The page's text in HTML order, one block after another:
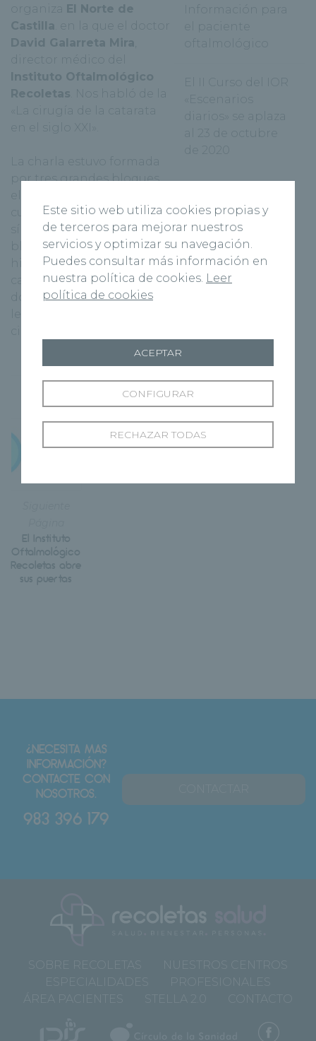
organiza El Norte de
Castilla . en la que el doctor
David Galarreta Mira
director médico del
Instituto Oftalmológico
Recoletas . Nos habló de la
«La cirugía de la catarata
en el siglo XXI».
La charla estuvo formada
por tres grandes bloques,
el primero sobre que es y
cuales son los primeros
síntomas. El segundo
bloque conocimos la
historia de la cirugía de la
catarata. Y para terminar el
doctor explico lo tipos de
lentes que se utilizan en la
El Instituto
Oftalmológico
Recoletas abre
sus puertas
Información para
el paciente
oftalmológico
El II Curso del IOR
«Escenarios
diarios» se aplaza
al 23 de octubre
de 2020
¿NECESITA MAS
INFORMACIÓN?
CONTACTE CON
NOSOTROS.
983 396 179
SOBRE RECOLETAS
NUESTROS CENTROS
ESPECIALIDADES
PROFESIONALES
ÁREA PACIENTES
STELLA 2.0 CONTACTO
Este sitio web utiliza cookies propias y
de terceros para mejorar nuestros
servicios y optimizar su navegación.
Puedes consultar más información en
nuestra política de cookies. Leer
política de cookies
RECHAZAR TODAS
CONFIGURAR
ACEPTAR